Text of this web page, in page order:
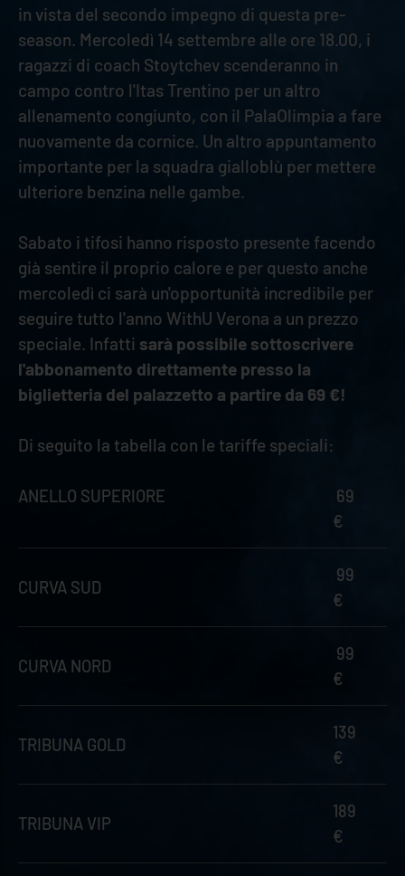
in vista del secondo impegno di questa pre-
season. Mercoledì 14 settembre alle ore 18.00, i
ragazzi di coach Stoytchev scenderanno in
campo contro l'Itas Trentino per un altro
allenamento congiunto, con il PalaOlimpia a fare
nuovamente da cornice. Un altro appuntamento
importante per la squadra gialloblù per mettere
ulteriore benzina nelle gambe.
Sabato i tifosi hanno risposto presente facendo
già sentire il proprio calore e per questo anche
mercoledì ci sarà un'opportunità incredibile per
seguire tutto l'anno WithU Verona a un prezzo
speciale. Infatti sarà possibile sottoscrivere
l'abbonamento direttamente presso la
biglietteria del palazzetto a partire da 69 €!
Di seguito la tabella con le tariffe speciali:
ANELLO SUPERIORE
69
€
CURVA SUD
99
€
CURVA NORD
99
€
TRIBUNA GOLD
139
€
TRIBUNA VIP
189
€